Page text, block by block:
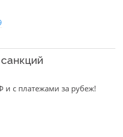
с платежами за рубеж!